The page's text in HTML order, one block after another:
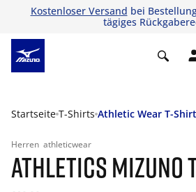
Kostenloser Versand bei
tägiges
Startseite T-Shirts Athletic Wear T-
Herren athleticwear
ATHLETICS MIZUNO